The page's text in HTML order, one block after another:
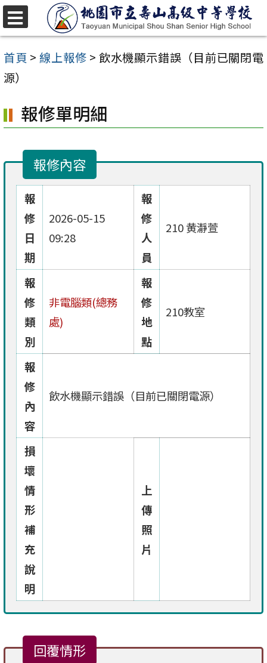
跳
至
主
要
容
區
首頁 >線上報修 > 飲水機顯示錯誤（目前已關閉電
源）
報修單明細
報修內容
報
修
日
期
2026-05-15
09:28
報
修
人
員
210 黄瀞萱
報
修
類
別
非電腦類(總務
處)
報
修
地
點
210教室
報
修
內
容
飲水機顯示錯誤（目前已關閉電源）
損
壞
情
形
補
充
說
明
上
傳
照
片
回覆情形
選
單